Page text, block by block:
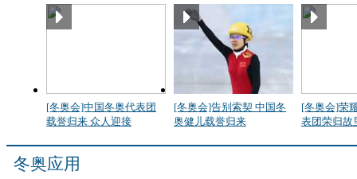
[冬奥会]中国冬奥代表团
载誉归来 众人迎接
[冬奥会]告别索契 中国冬
奥健儿载誉归来
[冬奥会]荣
表团荣归故
冬奥应用